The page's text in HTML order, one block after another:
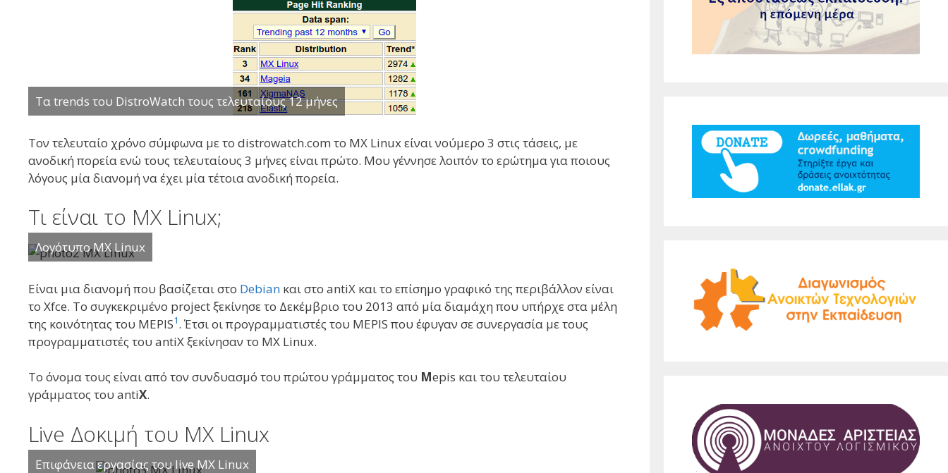
Τα trends του DistroWatch τους τελευταίους 12 μήνες
Τον τελευταίο χρόνο σύμφωνα με το distrowatch.com το MX Linux είναι νούμερο 3 στις τάσεις, με
ανοδική πορεία ενώ τους τελευταίους 3 μήνες είναι πρώτο. Μου γέννησε λοιπόν το ερώτημα για ποιους
λόγους μία διανομή να έχει μία τέτοια ανοδική πορεία.
Τι είναι το MX Linux;
Λογότυπο MX Linux
Είναι μια διανομή που βασίζεται στο Debian και στο antiX και το επίσημο γραφικό της περιβάλλον είναι
το Xfce. Το συγκεκριμένο project ξεκίνησε το Δεκέμβριο του 2013 από μία διαμάχη που υπήρχε στα μέλη
της κοινότητας του MEPIS1. Έτσι οι προγραμματιστές του MEPIS που έφυγαν σε συνεργασία με τους
προγραμματιστές του antiX ξεκίνησαν το MX Linux.
Το όνομα τους είναι από τον συνδυασμό του πρώτου γράμματος του Μepis και του τελευταίου
γράμματος του antiX.
Live Δοκιμή του MX Linux
Επιφάνεια εργασίας του live MX Linux